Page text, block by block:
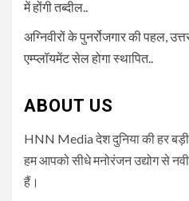
में होंगी तब्दील..
अग्निवीरों के पुनर्रोजगार की पहल,
एम्प्लॉयमेंट सेल होगा स्थापित..
ABOUT US
HNN Media देश दुनिया की हर
हम आपको सीधे मनोरंजन उद्योग से
हैं।